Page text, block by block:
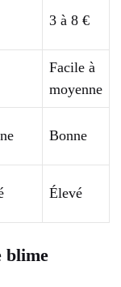
3 à 8 €
Facile à
moyenne
Bonne
Élevé
blime